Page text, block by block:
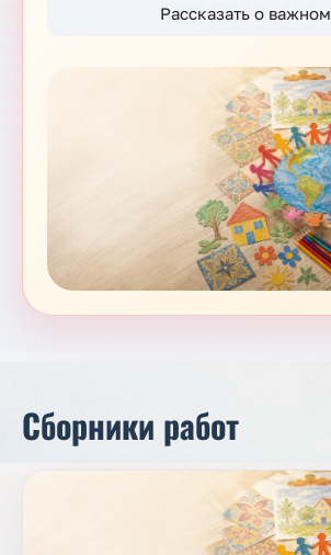
Рассказать о важном
Сборники работ